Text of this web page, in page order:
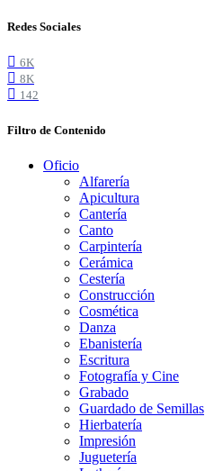
Redes Sociales
6K
8K
142
Filtro de Contenido
Oficio
Alfarería
Apicultura
Cantería
Canto
Carpintería
Cerámica
Cestería
Construcción
Cosmética
Danza
Ebanistería
Escritura
Fotografía y Cine
Grabado
Guardado de Semillas
Hierbatería
Impresión
Juguetería